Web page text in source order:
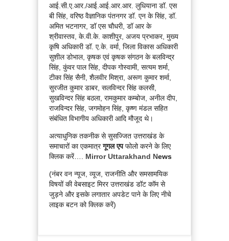
आई.सी.ए.आर./आई.आई.आर.आर. लुधियाना डॉ. एस
बी सिंह, वरिष्ठ वैज्ञानिक पंतनगर डॉ. एन के सिंह, डॉ.
अमित भटनागर, डॉ एस चौधरी, डॉ आर के
श्रीवास्तव, के.वी.के. काशीपुर, अजय प्रभाकर, मुख्य
कृषि अधिकारी डॉ. ए.के. वर्मा, जिला विकास अधिकारी
सुशील डोभाल, कृषक एवं कृषक संगठन के बलविन्द्र
सिंह, कुंवर पाल सिंह, दीपक गोस्वामी, सत्यम शर्मा,
टीका सिंह सैनी, शैलवीर मिश्रा, अरूण कुमार शर्मा,
सुरजीत कुमार डाबर, सलविन्दर सिंह कलसी,
सुखविन्दर सिंह बठला, रामकुमार कम्बोज, अनील दीप,
राजविन्दर सिंह, जगमोहन सिंह, कृष्ण मंडल सहित
संबंधित विभागीय अधिकारी आदि मौजूद थे।
अत्याधुनिक तकनीक से सुसज्जित उत्तराखंड के
समाचारों का एकमात्रगूगल एपफोलो करने के लिए
क्लिक करें…. Mirror Uttarakhand News
(नंबर वन न्यूज, व्यूज, राजनीति और समसामयिक
विषयों की वेबसाइट मिरर उत्तराखंड डॉट कॉम से
जुड़ने और इसके लगातार अपडेट पाने के लिए नीचे
लाइक बटन को क्लिक करें)